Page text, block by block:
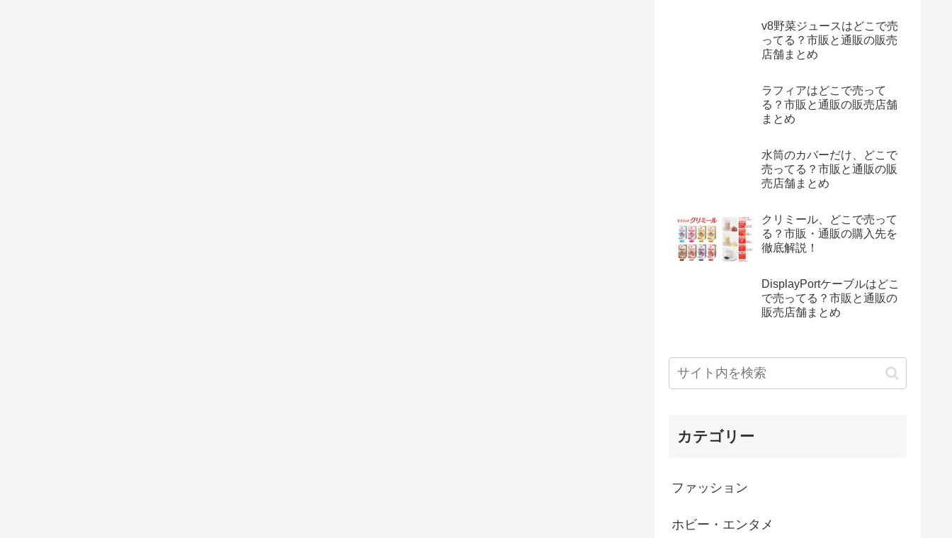
v8野菜ジュースはどこで売
ってる？市販と通販の販売
店舗まとめ
ラフィアはどこで売って
る？市販と通販の販売店舗
まとめ
水筒のカバーだけ、どこで
売ってる？市販と通販の販
売店舗まとめ
クリミール、どこで売って
る？市販・通販の購入先を
徹底解説！
DisplayPortケーブルはどこ
で売ってる？市販と通販の
販売店舗まとめ
カテゴリー
ファッション
ホビー・エンタメ